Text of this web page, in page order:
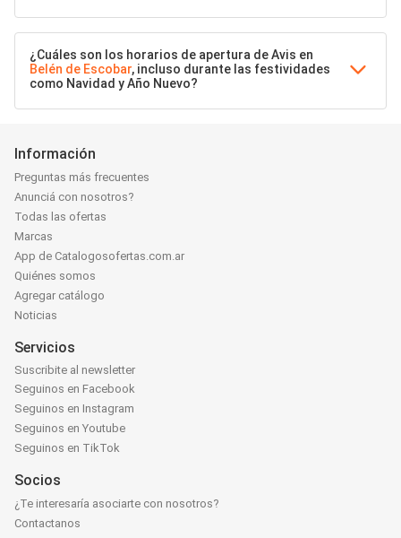
¿Cuáles son los horarios de apertura de Avis en
Belén de Escobar, incluso durante las festividades
como Navidad y Año Nuevo?
Información
Preguntas más frecuentes
Anunciá con nosotros?
Todas las ofertas
Marcas
App de Catalogosofertas.com.ar
Quiénes somos
Agregar catálogo
Noticias
Servicios
Suscribite al newsletter
Seguinos en Facebook
Seguinos en Instagram
Seguinos en Youtube
Seguinos en TikTok
Socios
¿Te interesaría asociarte con nosotros?
Contactanos